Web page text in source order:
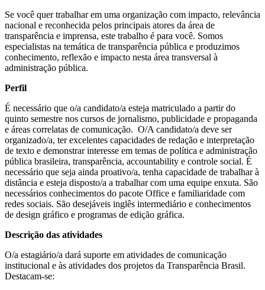
Se você quer trabalhar em uma organização com impacto, relevância
nacional e reconhecida pelos principais atores da área de
transparência e imprensa, este trabalho é para você. Somos
especialistas na temática de transparência pública e produzimos
conhecimento, reflexão e impacto nesta área transversal à
administração pública.
Perfil
É necessário que o/a candidato/a esteja matriculado a partir do
quinto semestre nos cursos de jornalismo, publicidade e propaganda
e áreas correlatas de comunicação. O/A candidato/a deve ser
organizado/a, ter excelentes capacidades de redação e interpretação
de texto e demonstrar interesse em temas de política e administração
pública brasileira, transparência, accountability e controle social. É
necessário que seja ainda proativo/a, tenha capacidade de trabalhar à
distância e esteja disposto/a a trabalhar com uma equipe enxuta. São
necessários conhecimentos do pacote Office e familiaridade com
redes sociais. São desejáveis inglês intermediário e conhecimentos
de design gráfico e programas de edição gráfica.
Descrição das atividades
O/a estagiário/a dará suporte em atividades de comunicação
institucional e às atividades dos projetos da Transparência Brasil.
Destacam-se: